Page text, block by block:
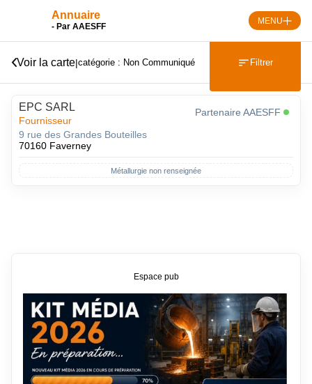
Annuaire
- Par AAESFF
MENU
Voir la carte|catégorie : Non Communiqué Filtrer
EPC SARL
Fournisseur
Partenaire AAESFF
9 rue des Grandes Bouteilles
70160 Faverney
Métallurgie non renseignée
Espace pub